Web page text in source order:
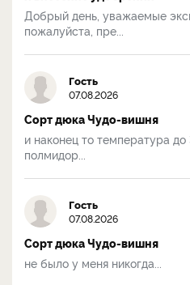
Добрый день, уважаемые
пожалуйста, пре...
Гость
07.08.2026
Сорт дюка Чудо-вишня
и наконец то температура
полмидор...
Гость
07.08.2026
Сорт дюка Чудо-вишня
не было у меня никогда...